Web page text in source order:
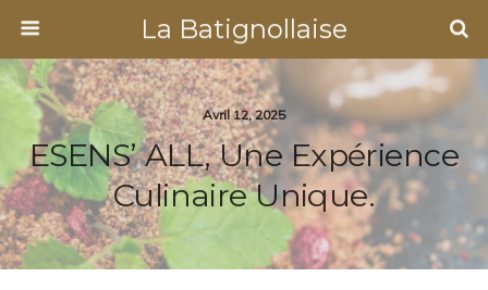
La Batignollaise
Avril 12, 2025
ESENS’ ALL, Une Expérience
Culinaire Unique.